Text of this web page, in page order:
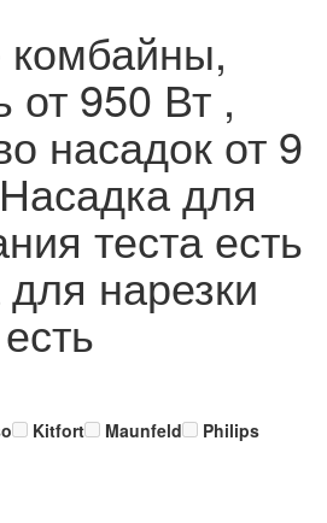
950 Вт ,
насадок от 9
для
теста есть
нарезки
Kitfort Maunfeld
Philips